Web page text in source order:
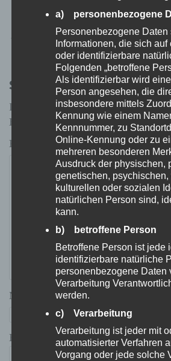
Beitragsnavigation
← Frontline Spot on H20
Schreibe einen
Deine E-Mail-Adresse wird nicht
Erforderliche Felder sind mit*
Kommentar*
Name
E-Mail-Adresse*
a) personenbezogene
Personenbezogene Daten
Informationen, die sich
oder identifizierbare
Folgenden „betroffene
Als identifizierbar wird
Person angesehen, die
insbesondere mittels
Kennung wie einem
Kennnummer, zu
Online-Kennung oder zu
mehreren besonderen
Ausdruck der physischen,
genetischen,
kulturellen oder sozialen
natürlichen Person sind,
kann.
b) betroffene Person
Betroffene Person ist jede
identifizierbare natürliche
personenbezogene Daten
Verarbeitung
werden.
c) Verarbeitung
Verarbeitung ist jeder mit
automatisierter Verfahren
Vorgang oder jede solche